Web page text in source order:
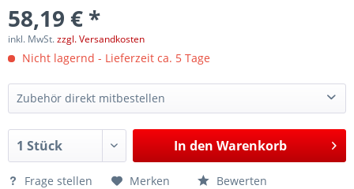
58,19 € *
inkl. MwSt.zzgl. Versandkosten
Nicht lagernd - Lieferzeit ca. 5 Tage
Zubehör direkt mitbestellen
Druckluft Regulierer, manuell regelbar, 1/4" Anschluss, für Druckluftradierer-, Schleifer, usw 4,40 €*
In den Warenkorb
Frage stellen Merken Bewerten